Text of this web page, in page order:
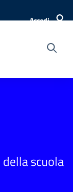
Accedi
scuola